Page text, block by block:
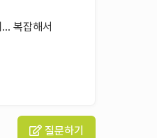
복잡해서
질문하기